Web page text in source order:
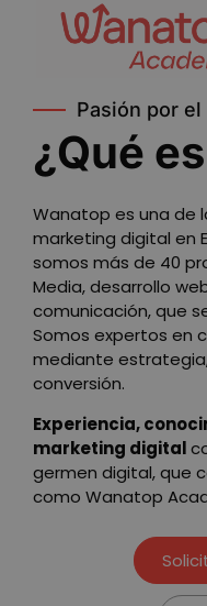
Pasión por
¿Qué
Wanatop es una de
marketing digital en
somos más de 40
Media, desarrollo
comunicación, que
Somos expertos en
mediante
conversión.
Experiencia,
marketing digital
germen digital, que
como Wanatop